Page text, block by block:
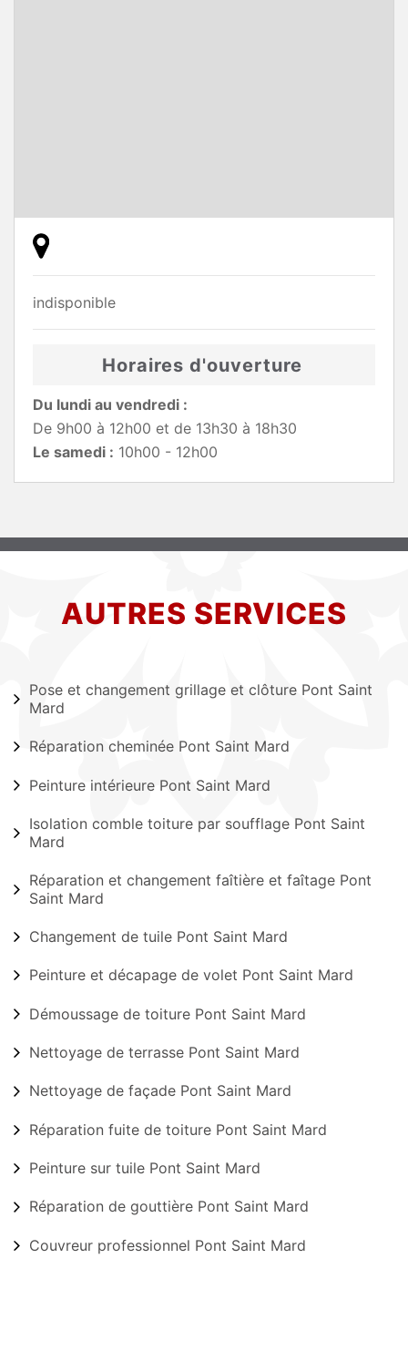
indisponible
Horaires d'ouverture
Du lundi au vendredi :
De 9h00 à 12h00 et de 13h30 à 18h30
Le samedi : 10h00 - 12h00
AUTRES SERVICES
Pose et changement grillage et clôture Pont Saint
Mard
Réparation cheminée Pont Saint Mard
Peinture intérieure Pont Saint Mard
Isolation comble toiture par soufflage Pont Saint
Mard
Réparation et changement faîtière et faîtage Pont
Saint Mard
Changement de tuile Pont Saint Mard
Peinture et décapage de volet Pont Saint Mard
Démoussage de toiture Pont Saint Mard
Nettoyage de terrasse Pont Saint Mard
Nettoyage de façade Pont Saint Mard
Réparation fuite de toiture Pont Saint Mard
Peinture sur tuile Pont Saint Mard
Réparation de gouttière Pont Saint Mard
Couvreur professionnel Pont Saint Mard